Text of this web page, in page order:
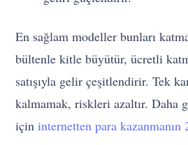
En sağlam modeller bunları
bültenle kitle büyütür, ücretli
satışıyla gelir çeşitlendirir. Tek
kalmamak, riskleri azaltır. Daha
içininternetten para kazanmanın